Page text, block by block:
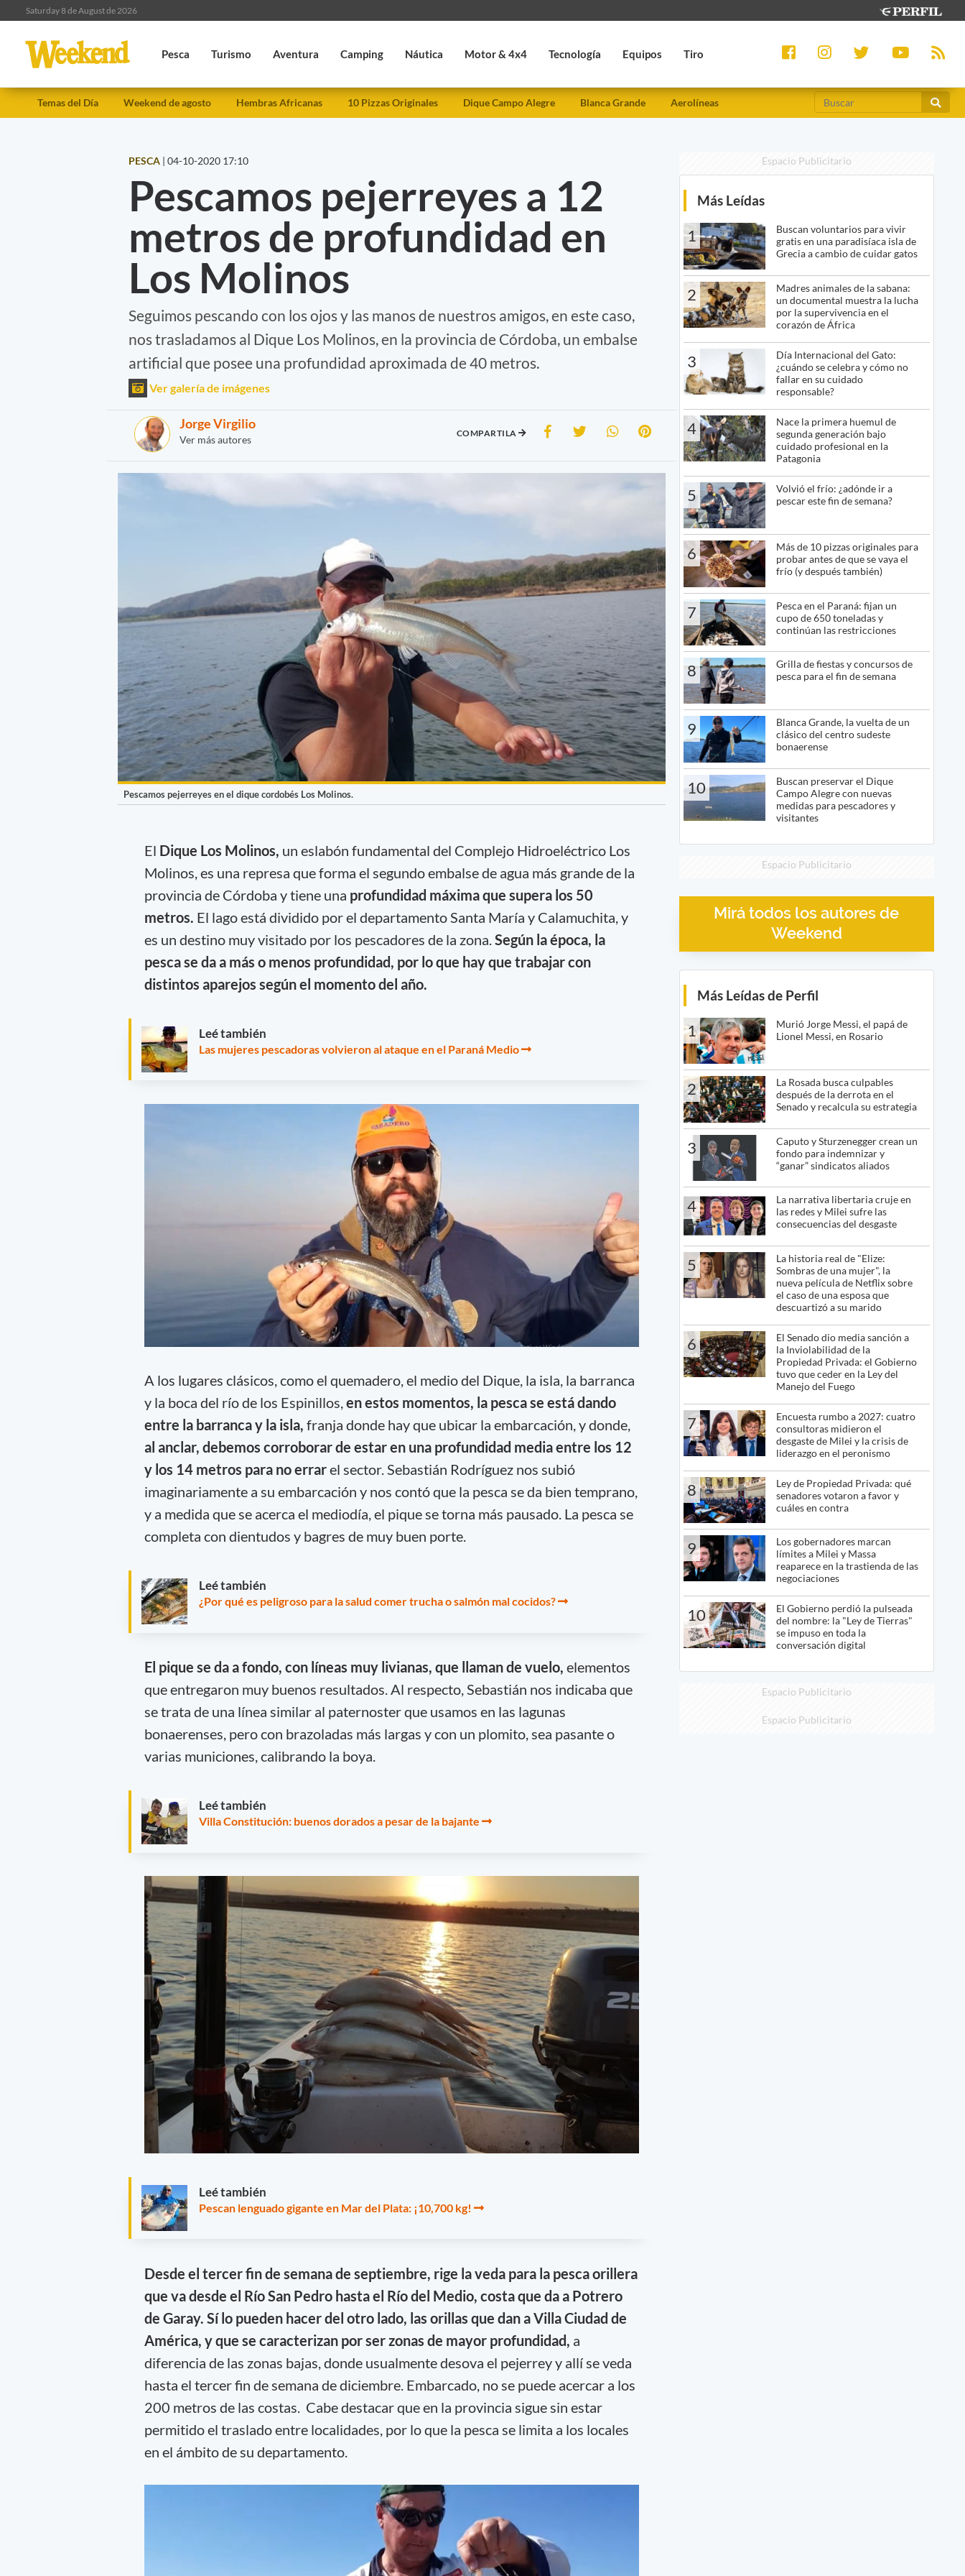
Saturday 8 de August de 2026
Pesca Turismo Aventura Camping Náutica Motor & 4x4 Tecnología Equipos Tiro
Temas del Día Weekend de agosto Hembras Africanas 10 Pizzas Originales Dique Campo Alegre Blanca Grande Aerolíneas
PESCA | 04-10-2020 17:10
Pescamos pejerreyes a 12
metros de profundidad en
Los Molinos
Seguimos pescando con los ojos y las manos de nuestros amigos, en este caso,
nos trasladamos al Dique Los Molinos, en la provincia de Córdoba, un embalse
artificial que posee una profundidad aproximada de 40 metros.
Ver galería de imágenes
Jorge Virgilio
Ver más autores
COMPARTILA
Pescamos pejerreyes en el dique cordobés Los Molinos.
El Dique Los Molinos, un eslabón fundamental del Complejo Hidroeléctrico Los
Molinos, es una represa que forma el segundo embalse de agua más grande de la
provincia de Córdoba y tiene una profundidad máxima que supera los 50
metros. El lago está dividido por el departamento Santa María y Calamuchita, y
es un destino muy visitado por los pescadores de la zona. Según la época, la
pesca se da a más o menos profundidad, por lo que hay que trabajar con
distintos aparejos según el momento del año.
Leé también
Las mujeres pescadoras volvieron al ataque en el Paraná Medio
A los lugares clásicos, como el quemadero, el medio del Dique, la isla, la barranca
y la boca del río de los Espinillos, en estos momentos, la pesca se está dando
entre la barranca y la isla, franja donde hay que ubicar la embarcación, y donde,
al anclar, debemos corroborar de estar en una profundidad media entre los 12
y los 14 metros para no errarel sector. Sebastián Rodríguez nos subió
imaginariamente a su embarcación y nos contó que la pesca se da bien temprano,
y a medida que se acerca el mediodía, el pique se torna más pausado. La pesca se
completa con dientudos y bagres de muy buen porte.
Leé también
¿Por qué es peligroso para la salud comer trucha o salmón mal cocidos?
El pique se da a fondo, con líneas muy livianas, que llaman de vuelo, elementos
que entregaron muy buenos resultados. Al respecto, Sebastián nos indicaba que
se trata de una línea similar al paternoster que usamos en las lagunas
bonaerenses, pero con brazoladas más largas y con un plomito, sea pasante o
varias municiones, calibrando la boya.
Leé también
Villa Constitución: buenos dorados a pesar de la bajante
Leé también
Pescan lenguado gigante en Mar del Plata: ¡10,700 kg!
Desde el tercer fin de semana de septiembre, rige la veda para la pesca orillera
que va desde el Río San Pedro hasta el Río del Medio, costa que da a Potrero
de Garay. Sí lo pueden hacer del otro lado, las orillas que dan a Villa Ciudad de
América, y que se caracterizan por ser zonas de mayor profundidad, a
diferencia de las zonas bajas, donde usualmente desova el pejerrey y allí se veda
hasta el tercer fin de semana de diciembre. Embarcado, no se puede acercar a los
200 metros de las costas. Cabe destacar que en la provincia sigue sin estar
permitido el traslado entre localidades, por lo que la pesca se limita a los locales
en el ámbito de su departamento.
Espacio Publicitario
Más Leídas
1
Buscan voluntarios para vivir
gratis en una paradisíaca isla de
Grecia a cambio de cuidar gatos
2
Madres animales de la sabana:
un documental muestra la lucha
por la supervivencia en el
corazón de África
3
Día Internacional del Gato:
¿cuándo se celebra y cómo no
fallar en su cuidado
responsable?
4
Nace la primera huemul de
segunda generación bajo
cuidado profesional en la
Patagonia
5
Volvió el frío: ¿adónde ir a
pescar este fin de semana?
6
Más de 10 pizzas originales para
probar antes de que se vaya el
frío (y después también)
7
Pesca en el Paraná: fijan un
cupo de 650 toneladas y
continúan las restricciones
8
Grilla de fiestas y concursos de
pesca para el fin de semana
9
Blanca Grande, la vuelta de un
clásico del centro sudeste
bonaerense
10
Buscan preservar el Dique
Campo Alegre con nuevas
medidas para pescadores y
visitantes
Espacio Publicitario
Mirá todos los autores de
Weekend
Más Leídas de Perfil
1
Murió Jorge Messi, el papá de
Lionel Messi, en Rosario
2
La Rosada busca culpables
después de la derrota en el
Senado y recalcula su estrategia
3
Caputo y Sturzenegger crean un
fondo para indemnizar y
“ganar” sindicatos aliados
4
La narrativa libertaria cruje en
las redes y Milei sufre las
consecuencias del desgaste
5
La historia real de "Elize:
Sombras de una mujer", la
nueva película de Netflix sobre
el caso de una esposa que
descuartizó a su marido
6
El Senado dio media sanción a
la Inviolabilidad de la
Propiedad Privada: el Gobierno
tuvo que ceder en la Ley del
Manejo del Fuego
7
Encuesta rumbo a 2027: cuatro
consultoras midieron el
desgaste de Milei y la crisis de
liderazgo en el peronismo
8
Ley de Propiedad Privada: qué
senadores votaron a favor y
cuáles en contra
9
Los gobernadores marcan
límites a Milei y Massa
reaparece en la trastienda de las
negociaciones
10
El Gobierno perdió la pulseada
del nombre: la "Ley de Tierras"
se impuso en toda la
conversación digital
Espacio Publicitario
Espacio Publicitario